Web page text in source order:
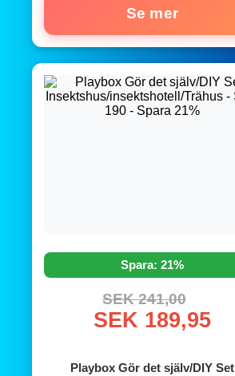
Se mer
Spara: 21%
SEK 241,00
SEK 189,95
Playbox Gör det själv/DIY Set